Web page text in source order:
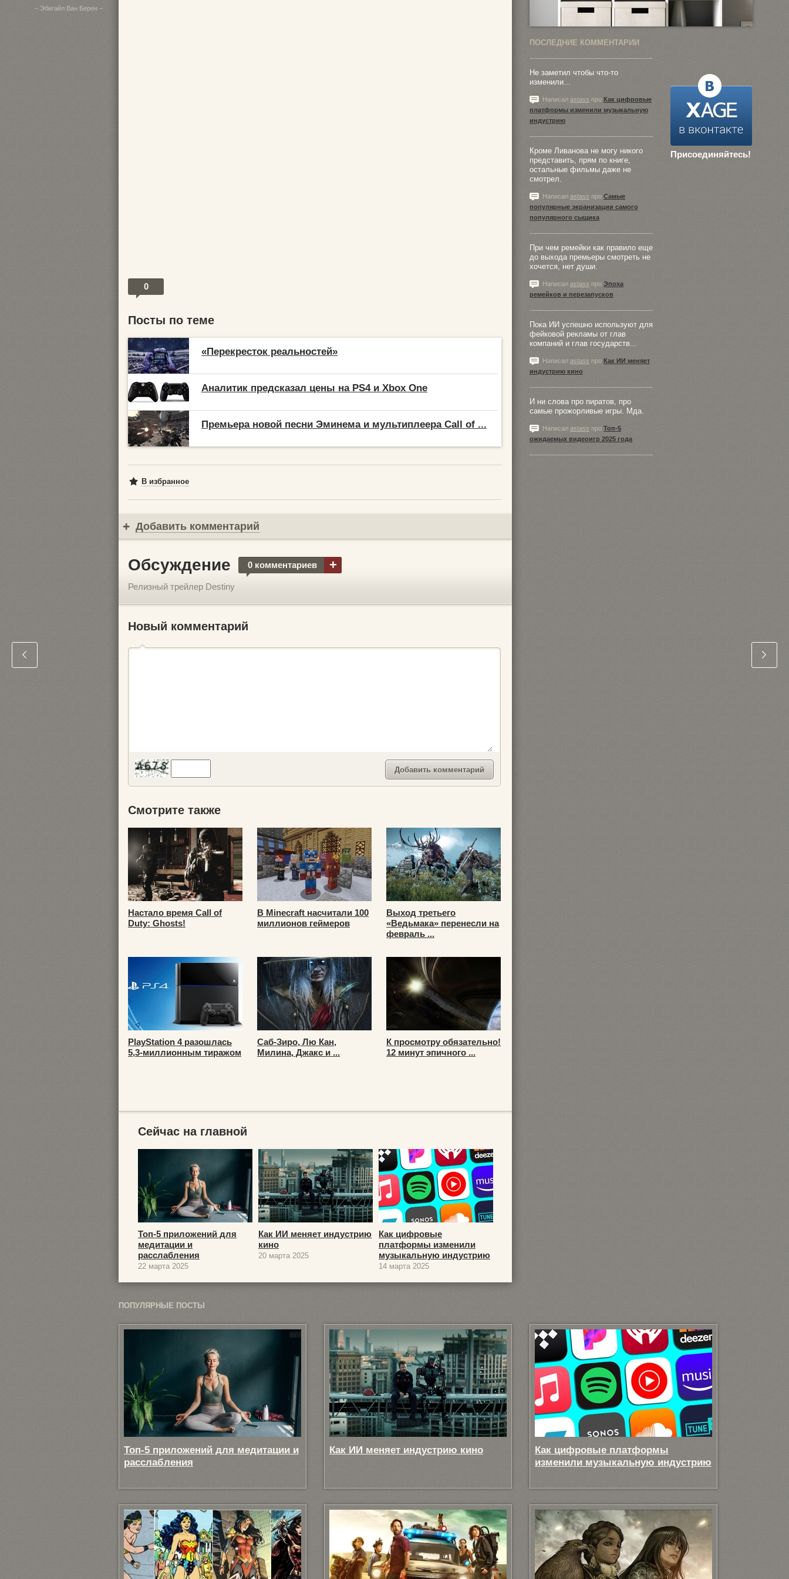
– Эбигайл Ван Берен –
0
Посты по теме
«Перекресток реальностей»
Аналитик предсказал цены на PS4 и Xbox One
Премьера новой песни Эминема и мультиплеера Call of ...
В избранное
Добавить комментарий
Обсуждение 0 комментариев +
Релизный трейлер Destiny
Новый комментарий
Смотрите также
Настало время Call of
Duty: Ghosts!
В Minecraft насчитали 100
миллионов геймеров
Выход третьего
«Ведьмака» перенесли на
февраль ...
PlayStation 4 разошлась
5,3-миллионным тиражом
Саб-Зиро, Лю Кан,
Милина, Джакс и ...
К просмотру обязательно!
12 минут эпичного ...
Сейчас на главной
Топ-5 приложений для
медитации и
расслабления
22 марта 2025
Как ИИ меняет индустрию
кино
20 марта 2025
Как цифровые
платформы изменили
музыкальную индустрию
14 марта 2025
ПОСЛЕДНИЕ КОММЕНТАРИИ
Присоединяйтесь!
Не заметил чтобы что-то
изменили...
Написал astass про Как цифровые
платформы изменили музыкальную
индустрию
Кроме Ливанова не могу никого
представить, прям по книге,
остальные фильмы даже не
смотрел.
Написал astass про Самые
популярные экранизации самого
популярного сыщика
При чем ремейки как правило еще
до выхода премьеры смотреть не
хочется, нет души.
Написал astass про Эпоха
ремейков и перезапусков
Пока ИИ успешно используют для
фейковой рекламы от глав
компаний и глав государств...
Написал astass про Как ИИ меняет
индустрию кино
И ни слова про пиратов, про
самые прожорливые игры. Мда.
Написал astass про Топ-5
ожидаемых видеоигр 2025 года
ПОПУЛЯРНЫЕ ПОСТЫ
Топ-5 приложений для медитации и
расслабления
Как ИИ меняет индустрию кино
Как цифровые платформы
изменили музыкальную индустрию